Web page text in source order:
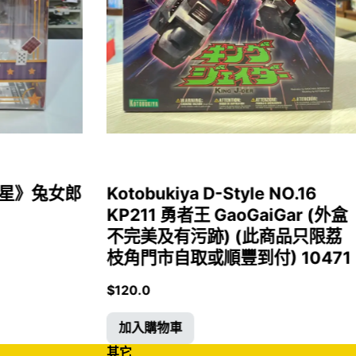
》兔女郎
Kotobukiya D-Style NO.16
KP211 勇者王 GaoGaiGar (外盒
不完美及有污跡) (此商品只限荔
枝角門市自取或順豐到付) 10471
$120.0
加入購物車
其它